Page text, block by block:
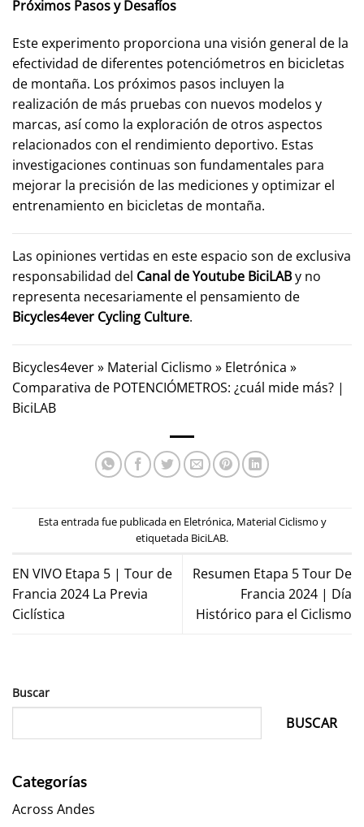
Próximos Pasos y Desafíos
Este experimento proporciona una visión general de la
efectividad de diferentes potenciómetros en bicicletas
de montaña. Los próximos pasos incluyen la
realización de más pruebas con nuevos modelos y
marcas, así como la exploración de otros aspectos
relacionados con el rendimiento deportivo. Estas
investigaciones continuas son fundamentales para
mejorar la precisión de las mediciones y optimizar el
entrenamiento en bicicletas de montaña.
Las opiniones vertidas en este espacio son de exclusiva
responsabilidad del Canal de Youtube BiciLABy no
representa necesariamente el pensamiento de
Bicycles4ever Cycling Culture.
Bicycles4ever» Material Ciclismo » Eletrónica »
Comparativa de POTENCIÓMETROS: ¿cuál mide más? |
BiciLAB
Esta entrada fue publicada en Eletrónica, Material Ciclismo y
etiquetada BiciLAB.
EN VIVO Etapa 5 | Tour de
Francia 2024 La Previa
Ciclística
Resumen Etapa 5 Tour De
Francia 2024 | Día
Histórico para el Ciclismo
Buscar
BUSCAR
Categorías
Across Andes